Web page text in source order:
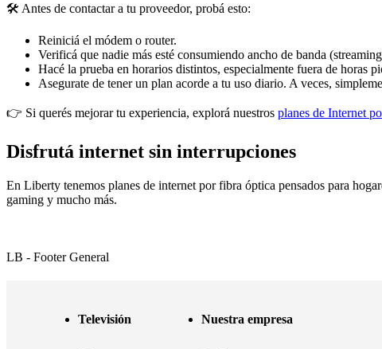
🛠️ Antes de contactar a tu proveedor, probá esto:
Reiniciá el módem o router.
Verificá que nadie más esté consumiendo ancho de banda
Hacé la prueba en horarios distintos, especialmente fuera de horas
Asegurate de tener un plan acorde a tu uso diario. A veces,
👉 Si querés mejorar tu experiencia, explorá nuestros planes de Internet
Disfrutá internet sin interrupciones
En Liberty tenemos planes de internet por fibra óptica pensados para
gaming y mucho más.
LB - Footer General
Televisión Nuestra empresa